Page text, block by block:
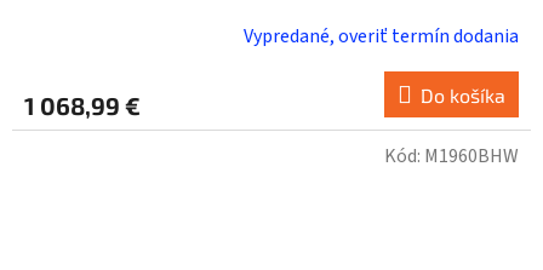
Vypredané, overiť termín dodania
1 068,99 € Do košíka
Kód: M1960BHW